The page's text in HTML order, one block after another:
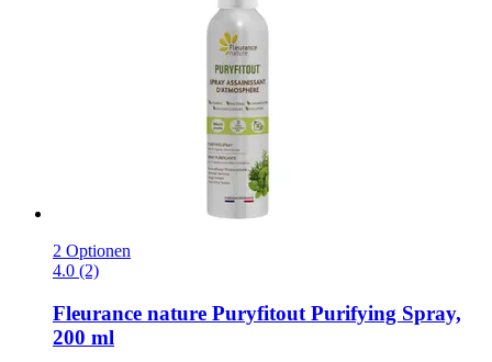
2 Optionen
4.0 (2)
Fleurance nature Puryfitout Purifying Spray,
200 ml